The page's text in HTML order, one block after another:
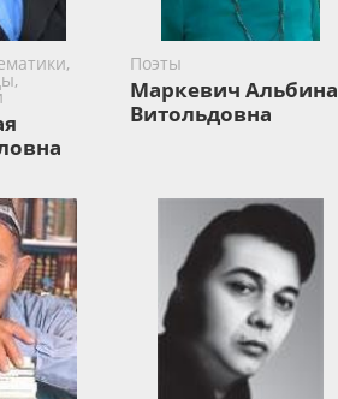
Поэты
Маркевич Альбина
Витольдовна